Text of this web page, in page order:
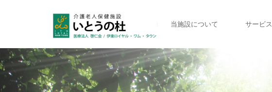
当施設について サービ